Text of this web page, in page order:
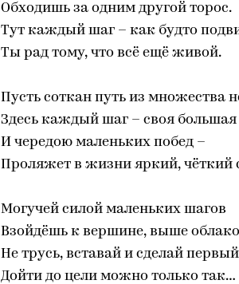
Обходишь за одним другой торос.
Тут каждый шаг – как будто
Ты рад тому, что всё ещё живой.
Пусть соткан путь из множества
Здесь каждый шаг – своя большая
И чередою маленьких побед –
Проляжет в жизни яркий, чёткий
Могучей силой маленьких шагов
Взойдёшь к вершине, выше
Не трусь, вставай и сделай
Дойти до цели можно только так…